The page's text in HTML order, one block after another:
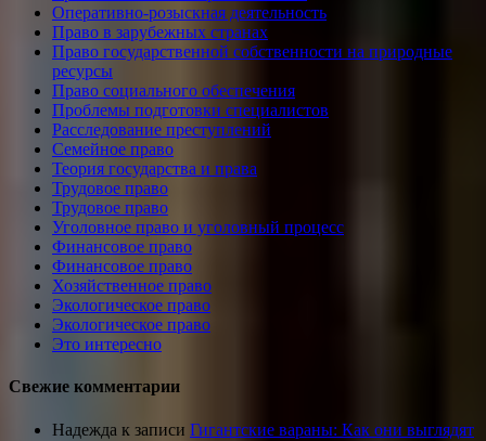
Оперативно-розыскная деятельность
Право в зарубежных странах
Право государственной собственности на природные
ресурсы
Право социального обеспечения
Проблемы подготовки специалистов
Расследование преступлений
Семейное право
Теория государства и права
Трудовое право
Трудовое право
Уголовное право и уголовный процесс
Финансовое право
Финансовое право
Хозяйственное право
Экологическое право
Экологическое право
Это интересно
Свежие комментарии
Надежда к записи Гигантские вараны: Как они выглядят